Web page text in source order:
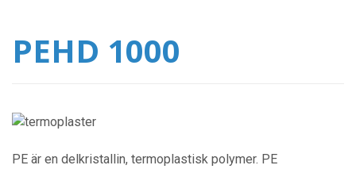
PEHD 1000
PE är en delkristallin, termoplastisk polymer. PE